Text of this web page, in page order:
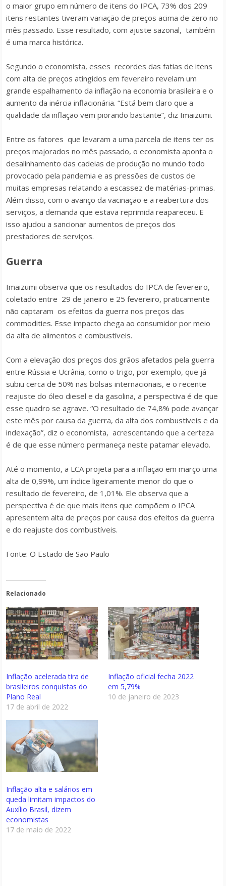
o maior grupo em número de itens do IPCA, 73% dos 209
itens restantes tiveram variação de preços acima de zero no
mês passado. Esse resultado, com ajuste sazonal, também
é uma marca histórica.
Segundo o economista, esses recordes das fatias de itens
com alta de preços atingidos em fevereiro revelam um
grande espalhamento da inflação na economia brasileira e o
aumento da inércia inflacionária. “Está bem claro que a
qualidade da inflação vem piorando bastante”, diz Imaizumi.
Entre os fatores que levaram a uma parcela de itens ter os
preços majorados no mês passado, o economista aponta o
desalinhamento das cadeias de produção no mundo todo
provocado pela pandemia e as pressões de custos de
muitas empresas relatando a escassez de matérias-primas.
Além disso, com o avanço da vacinação e a reabertura dos
serviços, a demanda que estava reprimida reapareceu. E
isso ajudou a sancionar aumentos de preços dos
prestadores de serviços.
Guerra
Imaizumi observa que os resultados do IPCA de fevereiro,
coletado entre 29 de janeiro e 25 fevereiro, praticamente
não captaram os efeitos da guerra nos preços das
commodities. Esse impacto chega ao consumidor por meio
da alta de alimentos e combustíveis.
Com a elevação dos preços dos grãos afetados pela guerra
entre Rússia e Ucrânia, como o trigo, por exemplo, que já
subiu cerca de 50% nas bolsas internacionais, e o recente
reajuste do óleo diesel e da gasolina, a perspectiva é de que
esse quadro se agrave. “O resultado de 74,8% pode avançar
este mês por causa da guerra, da alta dos combustíveis e da
indexação”, diz o economista, acrescentando que a certeza
é de que esse número permaneça neste patamar elevado.
Até o momento, a LCA projeta para a inflação em março uma
alta de 0,99%, um índice ligeiramente menor do que o
resultado de fevereiro, de 1,01%. Ele observa que a
perspectiva é de que mais itens que compõem o IPCA
apresentem alta de preços por causa dos efeitos da guerra
e do reajuste dos combustíveis.
Fonte: O Estado de São Paulo
Relacionado
Inflação acelerada tira de
brasileiros conquistas do
Plano Real
17 de abril de 2022
Inflação oficial fecha 2022
em 5,79%
10 de janeiro de 2023
Inflação alta e salários em
queda limitam impactos do
Auxílio Brasil, dizem
economistas
17 de maio de 2022